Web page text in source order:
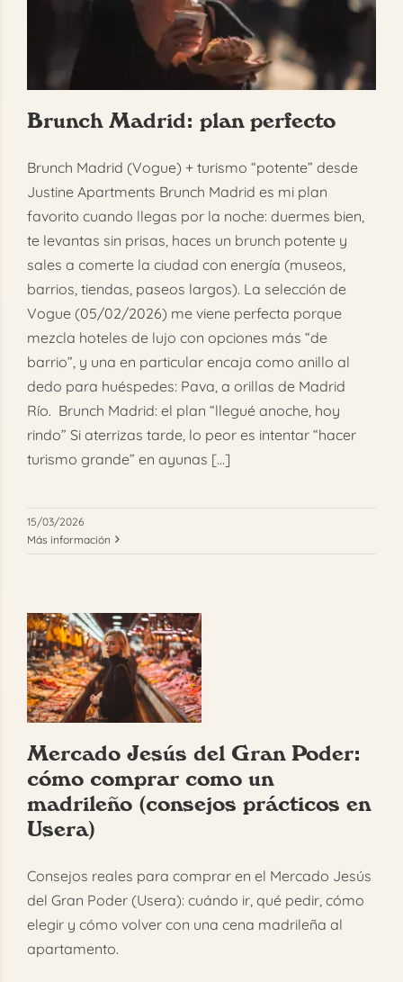
Brunch Madrid: plan perfecto
Brunch Madrid (Vogue) + turismo “potente” desde
Justine Apartments Brunch Madrid es mi plan
favorito cuando llegas por la noche: duermes bien,
te levantas sin prisas, haces un brunch potente y
sales a comerte la ciudad con energía (museos,
barrios, tiendas, paseos largos). La selección de
Vogue (05/02/2026) me viene perfecta porque
mezcla hoteles de lujo con opciones más “de
barrio”, y una en particular encaja como anillo al
dedo para huéspedes: Pava, a orillas de Madrid
Río. Brunch Madrid: el plan “llegué anoche, hoy
rindo” Si aterrizas tarde, lo peor es intentar “hacer
turismo grande” en ayunas [...]
15/03/2026
Más información
Mercado Jesús del Gran Poder:
cómo comprar como un
madrileño (consejos prácticos en
Usera)
Consejos reales para comprar en el Mercado Jesús
del Gran Poder (Usera): cuándo ir, qué pedir, cómo
elegir y cómo volver con una cena madrileña al
apartamento.